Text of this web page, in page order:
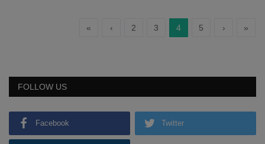
« ‹ 2 3 4 5 › »
FOLLOW US
Facebook Twitter